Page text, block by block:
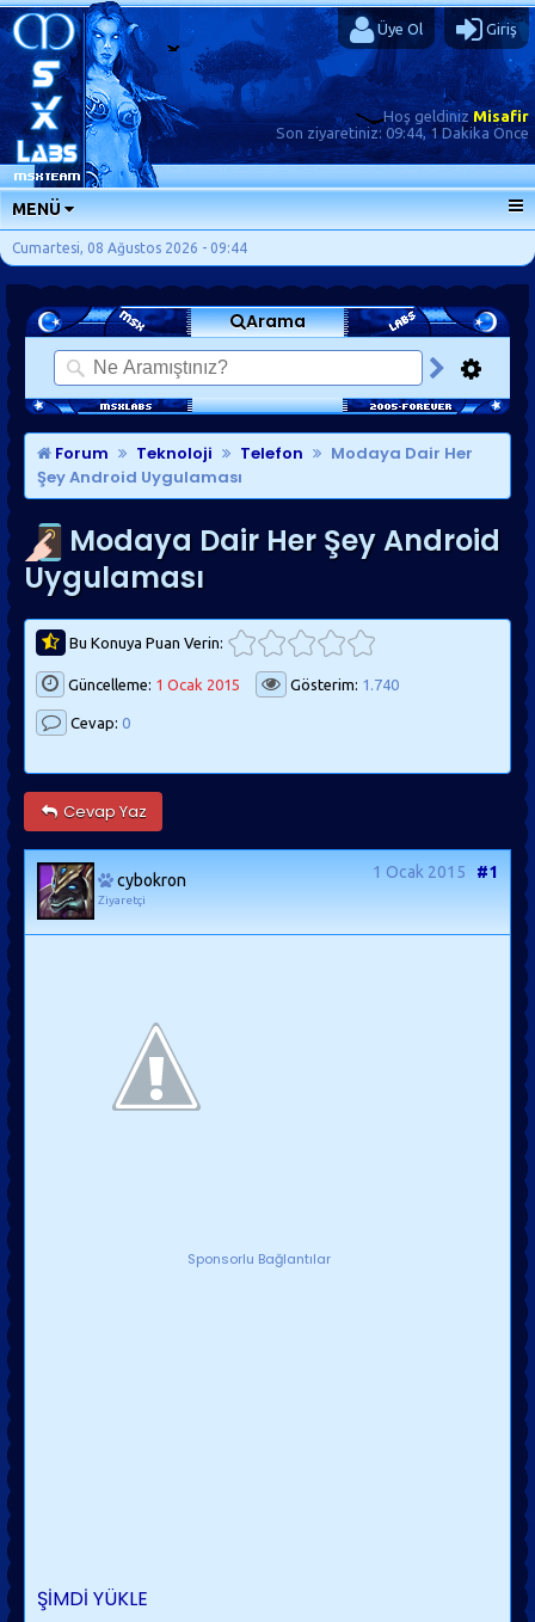
Üye Ol Giriş
Hoş geldinizMisafir
Son ziyaretiniz: 09:44, 1 Dakika Önce
MENÜ
ANA SAYFA
FORUMLAR
SORU-CEVAP
GÜNLÜKLER
SON MESAJLAR
KISAYOLLAR
Cumartesi, 08 Ağustos 2026 - 09:44
Arama
Forum Teknoloji Telefon
Modaya Dair Her
Şey Android Uygulaması
Modaya Dair Her Şey Android
Uygulaması
Bu Konuya Puan Verin:
Güncelleme: 1 Ocak 2015 Gösterim: 1.740
Cevap: 0
Cevap Yaz
cybokron
Ziyaretçi
1 Ocak 2015 #1
Sponsorlu Bağlantılar
ŞİMDİ YÜKLE